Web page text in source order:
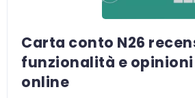
Carta conto N26
funzionalità e
online